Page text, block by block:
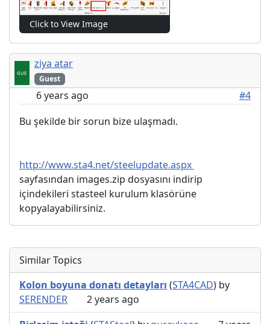
Click to View Image
ziya atar
Guest
6 years ago
#4
Bu şekilde bir sorun bize ulaşmadı.
http://www.sta4.net/steelupdate.aspx
sayfasından images.zip dosyasını indirip
içindekileri stasteel kurulum klasörüne
kopyalayabilirsiniz.
Similar Topics
Kolon boyuna donatı detayları (STA4CAD) by
SERENDER
2 years ago